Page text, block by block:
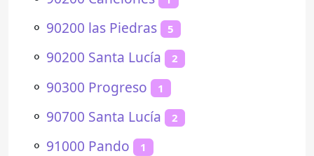
⚬ 90200 las Piedras 5
⚬ 90200 Santa Lucía 2
⚬ 90300 Progreso 1
⚬ 90700 Santa Lucía 2
⚬ 91000 Pando 1